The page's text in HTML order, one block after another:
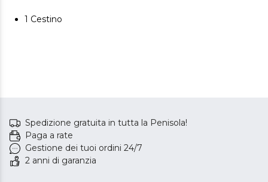
1 Cestino
Spedizione gratuita in tutta la Penisola!
Paga a rate
Gestione dei tuoi ordini 24/7
2 anni di garanzia